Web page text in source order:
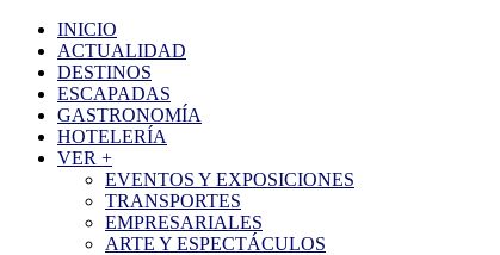
INICIO
ACTUALIDAD
DESTINOS
ESCAPADAS
GASTRONOMÍA
HOTELERÍA
VER +
EVENTOS Y EXPOSICIONES
TRANSPORTES
EMPRESARIALES
ARTE Y ESPECTÁCULOS